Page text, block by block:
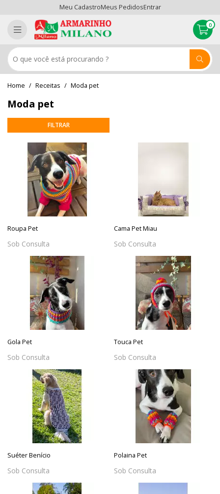
Meu CadastroMeus PedidosEntrar
0
Receitas Moda pet
Moda pet
Roupa Pet
Sob Consulta
Cama Pet Miau
Sob Consulta
Gola Pet
Sob Consulta
Touca Pet
Sob Consulta
Suéter Benício
Sob Consulta
Polaina Pet
Sob Consulta